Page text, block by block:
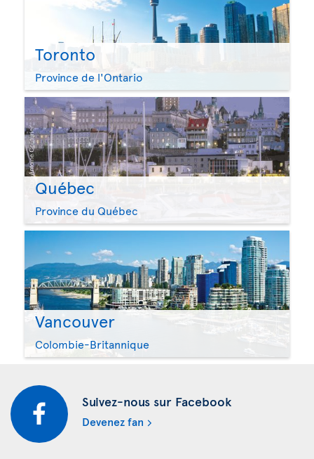
Toronto
Province de l'Ontario
Québec
Province du Québec
Vancouver
Colombie-Britannique
Suivez-nous sur Facebook
Devenez fan